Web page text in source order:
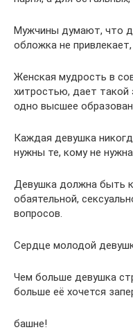
Мужчины думают, что
обложка не
Женская мудрость в
хитростью, дает
одно высшее
Каждая девушка
нужны те, кому не
Девушка должна быть
обаятельной,
вопросов.
Сердце молодой
Чем больше девушка
больше её хочется
башне!